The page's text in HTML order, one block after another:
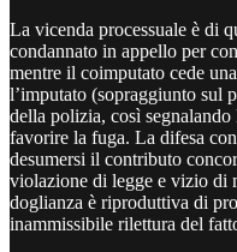
La vicenda processuale è di
condannato in appello per
mentre il coimputato cede
l’imputato (sopraggiunto sul
della polizia, così
favorire la fuga. La difesa
desumersi il contributo
violazione di legge e vizio di
doglianza è riproduttiva di
inammissibile rilettura del